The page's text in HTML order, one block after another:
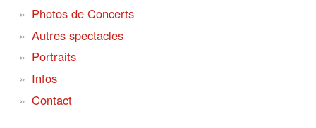
Photos de Concerts
Autres spectacles
Portraits
Infos
Contact